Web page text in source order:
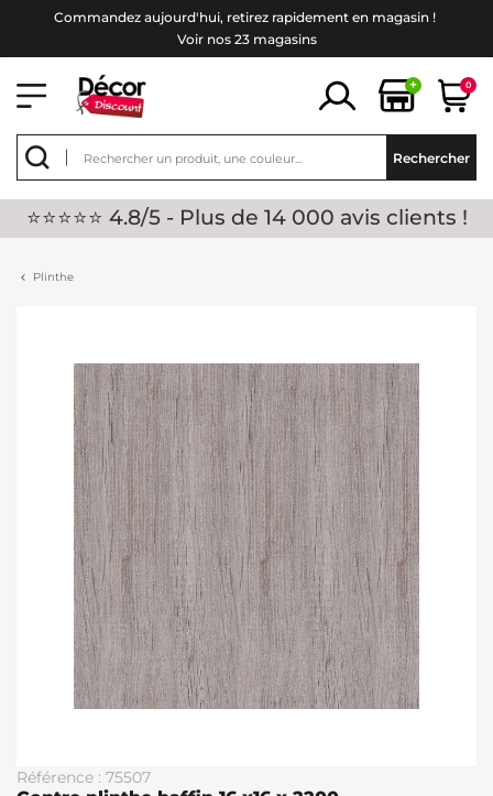
Commandez aujourd'hui, retirez rapidement en magasin !
Voir nos 23 magasins
+ 0
Rechercher
⭐⭐⭐⭐⭐ 4.8/5 - Plus de 14 000 avis clients !
Plinthe
Référence : 75507